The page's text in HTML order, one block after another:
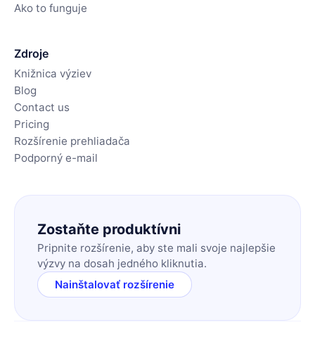
Ako to funguje
Zdroje
Knižnica výziev
Blog
Contact us
Pricing
Rozšírenie prehliadača
Podporný e-mail
Zostaňte produktívni
Pripnite rozšírenie, aby ste mali svoje najlepšie
výzvy na dosah jedného kliknutia.
Nainštalovať rozšírenie